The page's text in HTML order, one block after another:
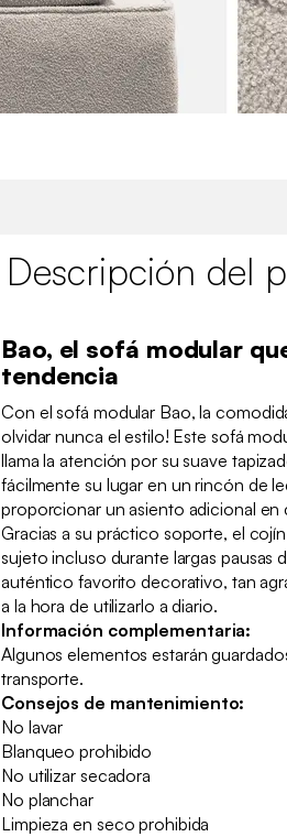
Descripción del
Bao, el sofá modular
tendencia
Con el sofá modular Bao, la
olvidar nunca el estilo! Este sofá
llama la atención por su suave
fácilmente su lugar en un rincón de
proporcionar un asiento adicional
Gracias a su práctico soporte, el
sujeto incluso durante largas pausas
auténtico favorito decorativo, tan
a la hora de utilizarlo a diario.
Información complementaria:
Algunos elementos estarán
transporte.
Consejos de mantenimiento:
No lavar
Blanqueo prohibido
No utilizar secadora
No planchar
Limpieza en seco prohibida